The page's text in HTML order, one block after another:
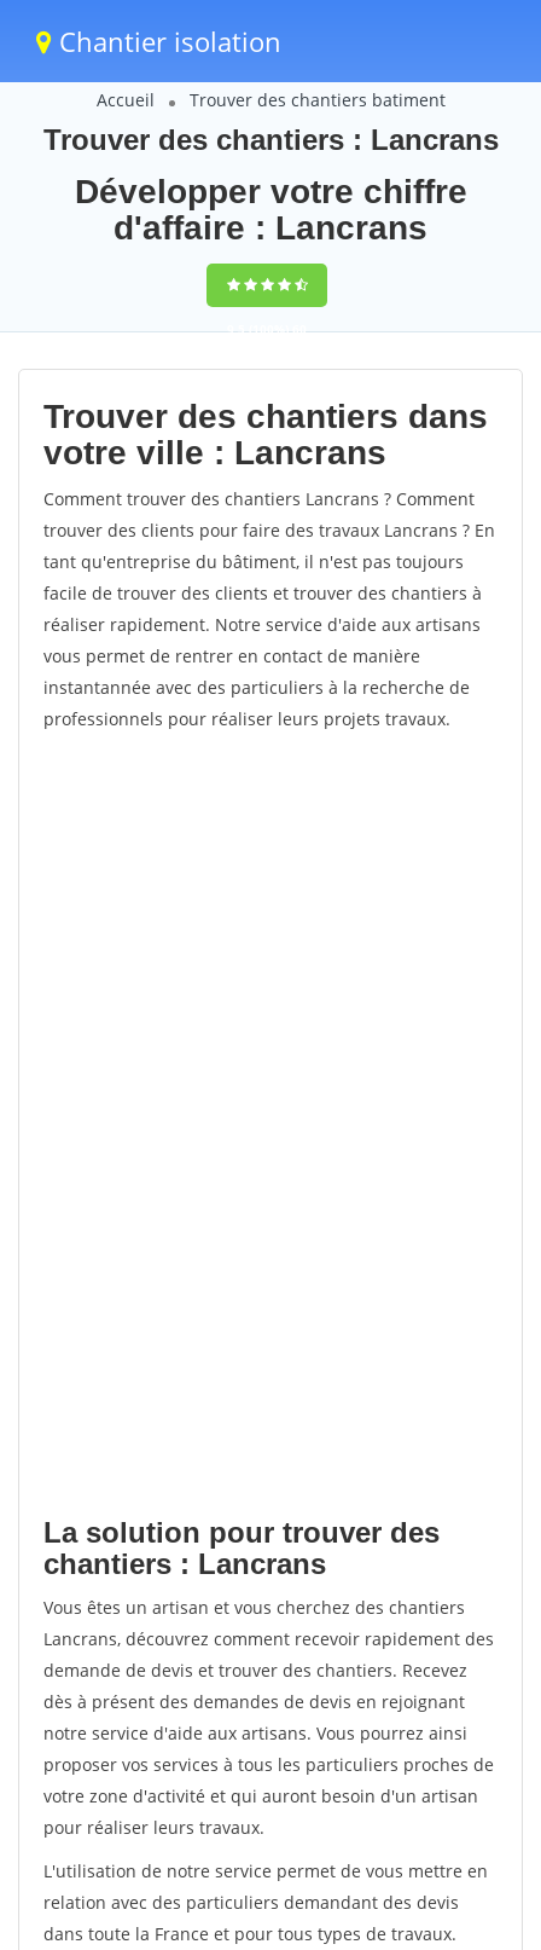
Chantier isolation
Accueil Trouver des chantiers batiment
Trouver des chantiers : Lancrans
Développer votre chiffre
d'affaire : Lancrans
9,5(100%)60
votes
Trouver des chantiers dans
votre ville : Lancrans
Comment trouver des chantiers Lancrans ? Comment
trouver des clients pour faire des travaux Lancrans ? En
tant qu'entreprise du bâtiment, il n'est pas toujours
facile de trouver des clients et trouver des chantiers à
réaliser rapidement. Notre service d'aide aux artisans
vous permet de rentrer en contact de manière
instantannée avec des particuliers à la recherche de
professionnels pour réaliser leurs projets travaux.
La solution pour trouver des
chantiers : Lancrans
Vous êtes un artisan et vous cherchez des chantiers
Lancrans, découvrez comment recevoir rapidement des
demande de devis et trouver des chantiers. Recevez
dès à présent des demandes de devis en rejoignant
notre service d'aide aux artisans. Vous pourrez ainsi
proposer vos services à tous les particuliers proches de
votre zone d'activité et qui auront besoin d'un artisan
pour réaliser leurs travaux.
L'utilisation de notre service permet de vous mettre en
relation avec des particuliers demandant des devis
dans toute la France et pour tous types de travaux.